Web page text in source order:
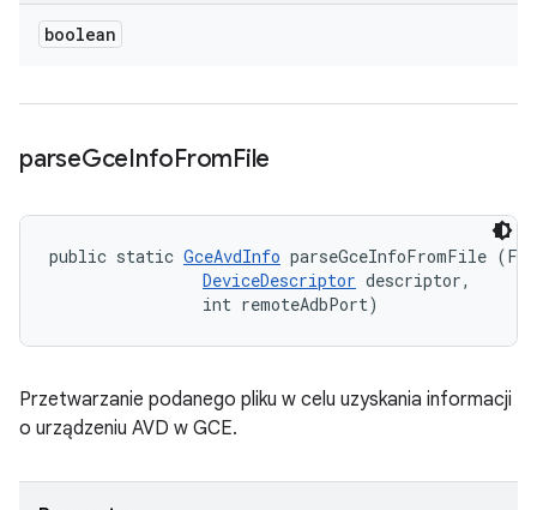
boolean
parseGceInfoFromFile
public static GceAvdInfo parseGceInfoFromFile
DeviceDescriptor descriptor,
                int remoteAdbPort)
Przetwarzanie podanego pliku w celu uzyskania informacji
o urządzeniu AVD w GCE.